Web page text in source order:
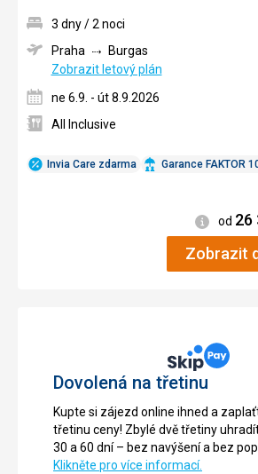
Invia Care zdarma Garance FAKTOR
3 dny / 2 noci
Praha
Burgas
Zobrazit letový plán
ne 6.9. - út 8.9.2026
All Inclusive
od 26
Zobrazit
Dovolená na třetinu
Kupte si zájezd online ihned a
třetinu ceny! Zbylé dvě třetiny
30 a 60 dní – bez navýšení a bez
Klikněte pro více informací.